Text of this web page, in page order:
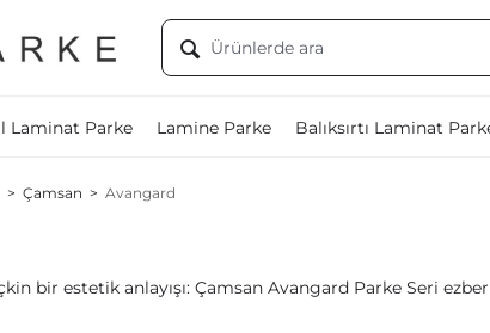
Laminat Parke Lamine Parke Balıksırtı Laminat
> Çamsan > Avangard
bir estetik anlayışı: Çamsan Avangard Parke Seri ezber